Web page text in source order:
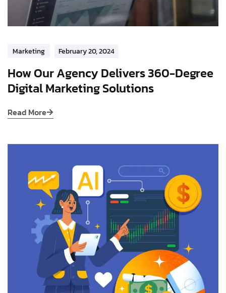
Marketing February 20, 2024
How Our Agency Delivers 360-Degree
Digital Marketing Solutions
Read More